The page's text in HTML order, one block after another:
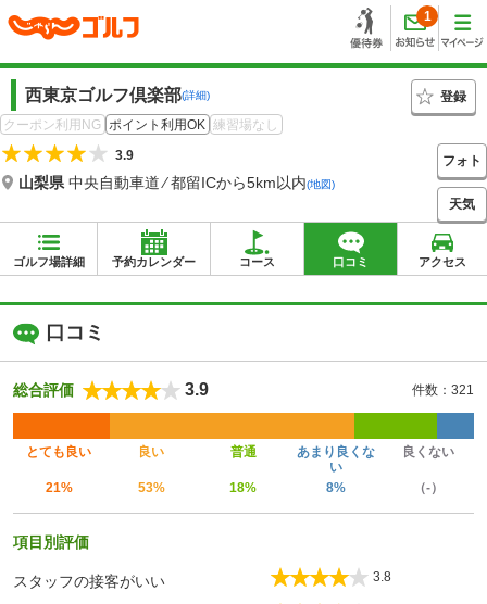
1
西東京ゴルフ倶楽部(詳細)
登録
クーポン利用NG ポイント利用OK 練習場なし
3.9
山梨県 中央自動車道 ⁄ 都留ICから5km以内(地図)
フォト
天気
ゴルフ場詳細 予約カレンダー コース 口コミ アクセス
口コミ
総合評価 3.9 件数：321
とても良い 良い 普通
あまり良くな
い
良くない
21% 53% 18% 8% （-）
項目別評価
スタッフの接客がいい 3.8